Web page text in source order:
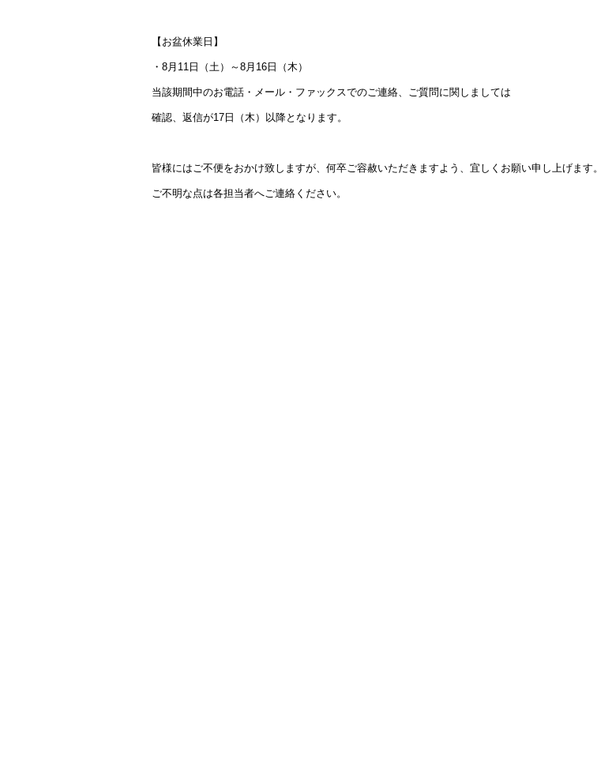
【お盆休業日】
・8月11日（土）～8月16日（木）
当該期間中のお電話・メール・ファックスでのご連絡、ご質問に関しましては
確認、返信が17日（木）以降となります。
皆様にはご不便をおかけ致しますが、何卒ご容赦いただきますよう、宜しくお願い申し上げます。
ご不明な点は各担当者へご連絡ください。